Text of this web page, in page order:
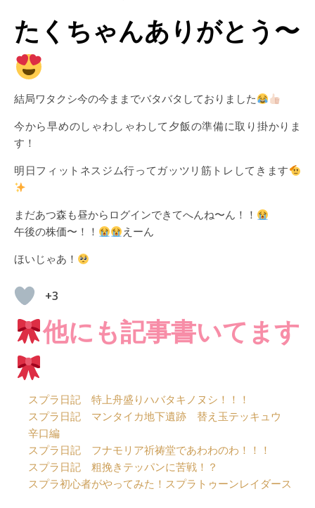
たくちゃんありがとう〜
結局ワタクシ今の今ままでバタバタしておりました
今から早めのしゃわしゃわして夕飯の準備に取り掛かりま
す！
明日フィットネスジム行ってガッツリ筋トレしてきます
まだあつ森も昼からログインできてへんね〜ん！！
午後の株価〜！！
えーん
ほいじゃあ！
+3
他にも記事書いてます
スプラ日記 特上舟盛りハバタキノヌシ！！！
スプラ日記 マンタイカ地下遺跡 替え玉テッキュウ
辛口編
スプラ日記 フナモリア祈祷堂であわわのわ！！！
スプラ日記 粗挽きテッパンに苦戦！？
スプラ初心者がやってみた！スプラトゥーンレイダース